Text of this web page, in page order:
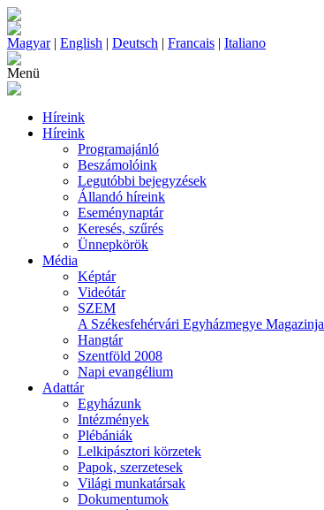
Magyar| English | Deutsch | Francais | Italiano
Menü
Híreink
Híreink
Programajánló
Beszámolóink
Legutóbbi bejegyzések
Állandó híreink
Eseménynaptár
Keresés, szűrés
Ünnepkörök
Média
Képtár
Videótár
SZEM
A Székesfehérvári Egyházmegye Magazinja
Hangtár
Szentföld 2008
Napi evangélium
Adattár
Egyházunk
Intézmények
Plébániák
Lelkipásztori körzetek
Papok, szerzetesek
Világi munkatársak
Dokumentumok